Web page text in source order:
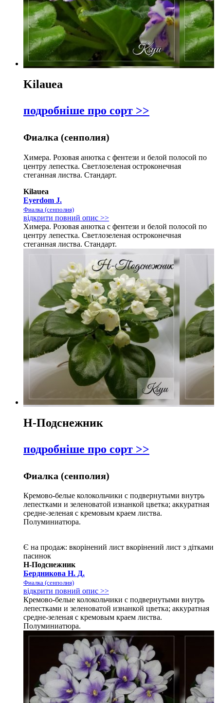
Kilauea
подробніше про сорт >>
Фиалка (сенполия)
Химера. Розовая анютка с фентези и белой полосой по
центру лепестка. Светлозеленая остроконечная
стеганная листва. Стандарт.
Kilauea
Eyerdom J.
Фиалка (сенполия)
відкрити повний опис >>
Химера. Розовая анютка с фентези и белой полосой по
центру лепестка. Светлозеленая остроконечная
стеганная листва. Стандарт.
Н-Подснежник
подробніше про сорт >>
Фиалка (сенполия)
Кремово-белые колокольчики с подвернутыми внутрь
лепестками и зеленоватой изнанкой цветка; аккуратная
средне-зеленая с кремовым краем листва.
Полуминиатюра.
Є на продаж: вкорінений лист вкорінений лист з дітками
пасинок
Н-Подснежник
Бердникова Н. Д.
Фиалка (сенполия)
відкрити повний опис >>
Кремово-белые колокольчики с подвернутыми внутрь
лепестками и зеленоватой изнанкой цветка; аккуратная
средне-зеленая с кремовым краем листва.
Полуминиатюра.